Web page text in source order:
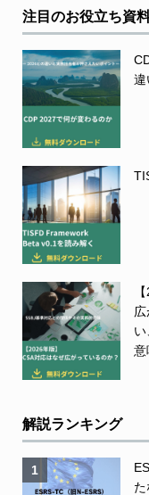
注目のお役立ち資
違
解説ランキング
1